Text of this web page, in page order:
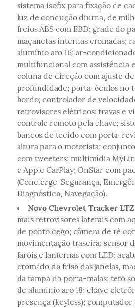
sistema isofix para fixação de
luz de condução diurna, de
freios ABS com EBD; grade do
maçanetas internas cromadas;
alumínio aro 16; ar-
multifuncional com assistência
coluna de direção com ajuste
profundidade; porta-óculos no
bordo; controlador de
retrovisores elétricos; travas e
controle remoto pela chave;
bancos de tecido com porta-
altura para o motorista;
com tweeters; multimídia
e Apple CarPlay; OnStar com
(Concierge, Segurança,
Diagnóstico, Navegação).
Novo Chevrolet Tracker LTZ
mais retrovisores laterais com
de ponto cego; câmera de ré
movimentação traseira; sensor
faróis e lanternas com LED;
cromado do friso das janelas,
da tampa do porta-malas; teto
de alumínio aro 18; chave
presença (keyless);